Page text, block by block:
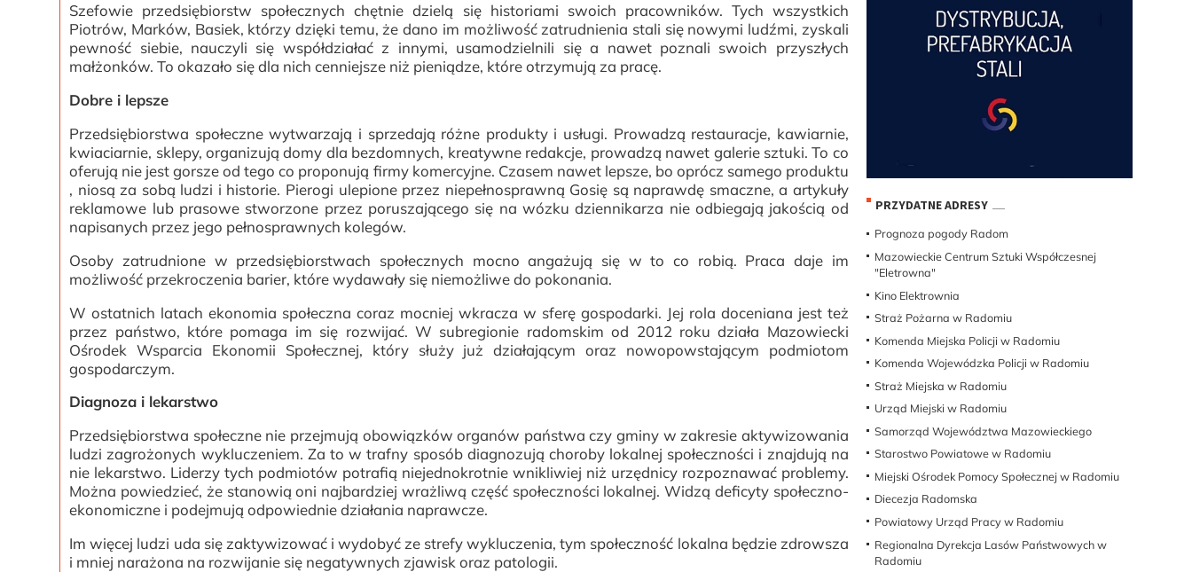
Szefowie przedsiębiorstw społecznych chętnie dzielą się historiami swoich pracowników. Tych wszystkich
Piotrów, Marków, Basiek, którzy dzięki temu, że dano im możliwość zatrudnienia stali się nowymi ludźmi, zyskali
pewność siebie, nauczyli się współdziałać z innymi, usamodzielnili się a nawet poznali swoich przyszłych
małżonków. To okazało się dla nich cenniejsze niż pieniądze, które otrzymują za pracę.
Dobre i lepsze
Przedsiębiorstwa społeczne wytwarzają i sprzedają różne produkty i usługi. Prowadzą restauracje, kawiarnie,
kwiaciarnie, sklepy, organizują domy dla bezdomnych, kreatywne redakcje, prowadzą nawet galerie sztuki. To co
oferują nie jest gorsze od tego co proponują firmy komercyjne. Czasem nawet lepsze, bo oprócz samego produktu
, niosą za sobą ludzi i historie. Pierogi ulepione przez niepełnosprawną Gosię są naprawdę smaczne, a artykuły
reklamowe lub prasowe stworzone przez poruszającego się na wózku dziennikarza nie odbiegają jakością od
napisanych przez jego pełnosprawnych kolegów.
Osoby zatrudnione w przedsiębiorstwach społecznych mocno angażują się w to co robią. Praca daje im
możliwość przekroczenia barier, które wydawały się niemożliwe do pokonania.
W ostatnich latach ekonomia społeczna coraz mocniej wkracza w sferę gospodarki. Jej rola doceniana jest też
przez państwo, które pomaga im się rozwijać. W subregionie radomskim od 2012 roku działa Mazowiecki
Ośrodek Wsparcia Ekonomii Społecznej, który służy już działającym oraz nowopowstającym podmiotom
gospodarczym.
Diagnoza i lekarstwo
Przedsiębiorstwa społeczne nie przejmują obowiązków organów państwa czy gminy w zakresie aktywizowania
ludzi zagrożonych wykluczeniem. Za to w trafny sposób diagnozują choroby lokalnej społeczności i znajdują na
nie lekarstwo. Liderzy tych podmiotów potrafią niejednokrotnie wnikliwiej niż urzędnicy rozpoznawać problemy.
Można powiedzieć, że stanowią oni najbardziej wrażliwą część społeczności lokalnej. Widzą deficyty społeczno-
ekonomiczne i podejmują odpowiednie działania naprawcze.
Im więcej ludzi uda się zaktywizować i wydobyć ze strefy wykluczenia, tym społeczność lokalna będzie zdrowsza
i mniej narażona na rozwijanie się negatywnych zjawisk oraz patologii.
PRZYDATNE ADRESY
Prognoza pogody Radom
Mazowieckie Centrum Sztuki Współczesnej
"Eletrowna"
Kino Elektrownia
Straż Pożarna w Radomiu
Komenda Miejska Policji w Radomiu
Komenda Wojewódzka Policji w Radomiu
Straż Miejska w Radomiu
Urząd Miejski w Radomiu
Samorząd Województwa Mazowieckiego
Starostwo Powiatowe w Radomiu
Miejski Ośrodek Pomocy Społecznej w Radomiu
Diecezja Radomska
Powiatowy Urząd Pracy w Radomiu
Regionalna Dyrekcja Lasów Państwowych w
Radomiu